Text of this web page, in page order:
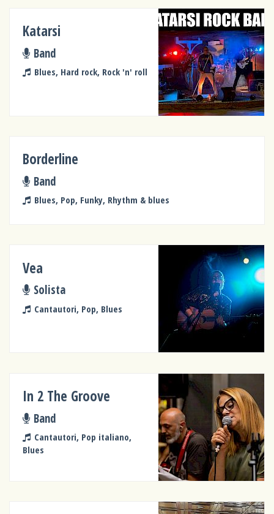
Katarsi
Band
Blues, Hard rock, Rock 'n' roll
Borderline
Band
Blues, Pop, Funky, Rhythm & blues
Vea
Solista
Cantautori, Pop, Blues
In 2 The Groove
Band
Cantautori, Pop italiano,
Blues